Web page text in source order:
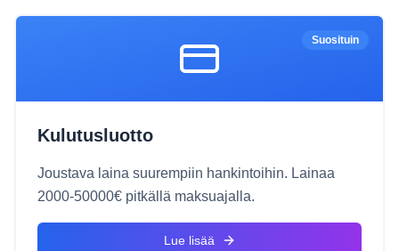
Suosituin
Kulutusluotto
Joustava laina suurempiin hankintoihin. Lainaa
2000-50000€ pitkällä maksuajalla.
Lue lisää